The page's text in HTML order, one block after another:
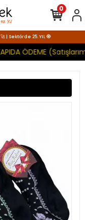
| Sektörde 25. YIL 🧿
ÖDEME
0